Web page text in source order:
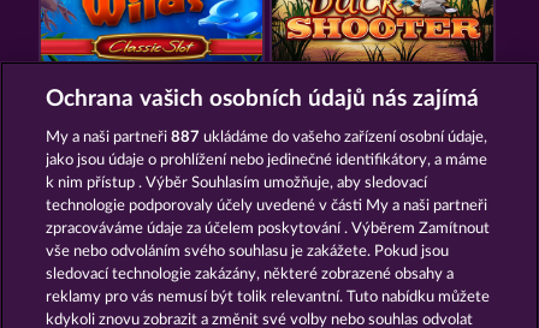
ATLANTIC WILDS DUCK SHOOTER
SAVANNA MOON BLACK BEAUTY
Ochrana vašich osobních údajů nás zajímá
My a naši partneři887 ukládáme do vašeho zařízení osobní údaje,
jako jsou údaje o prohlížení nebo jedinečné identifikátory, a máme
k nim přístup . Výběr Souhlasím umožňuje, aby sledovací
technologie podporovaly účely uvedené v části My a naši partneři
zpracováváme údaje za účelem poskytování . Výběrem Zamítnout
vše nebo odvoláním svého souhlasu je zakážete. Pokud jsou
sledovací technologie zakázány, některé zobrazené obsahy a
reklamy pro vás nemusí být tolik relevantní. Tuto nabídku můžete
kdykoli znovu zobrazit a změnit své volby nebo souhlas odvolat